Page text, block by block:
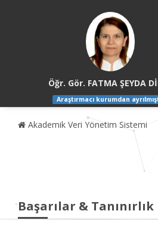
Öğr. Gör. FATMA ŞEYDA
Araştırmacı kurumdan
Akademik Veri Yönetim Sistemi
Başarılar & Tanınırlık